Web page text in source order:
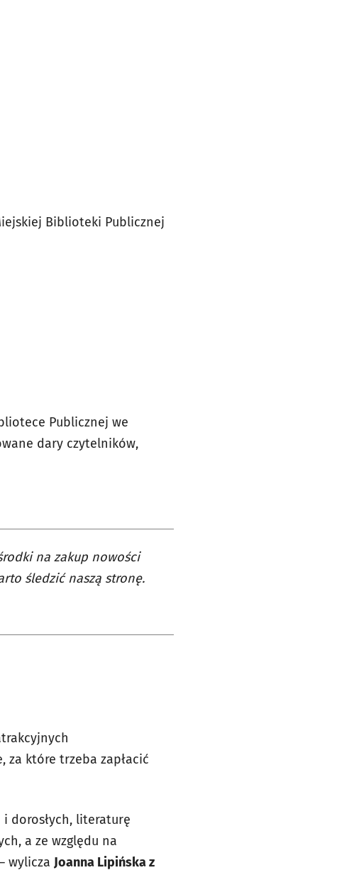
Biblioteki Publicznej
Publicznej we
dary czytelników,
na zakup nowości
śledzić naszą stronę.
za które trzeba zapłacić
dorosłych, literaturę
a ze względu na
wylicza Joanna Lipińska z